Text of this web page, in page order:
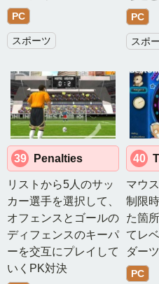
PC
スポーツ
PC
スポ
39 Penalties
リストから5人のサッ
カー選手を選択して、
オフェンスとゴールの
ディフェンスのキーパ
ーを交互にプレイして
いくPK対決
40
マウ
制限
た箇
てレ
ダー
PC